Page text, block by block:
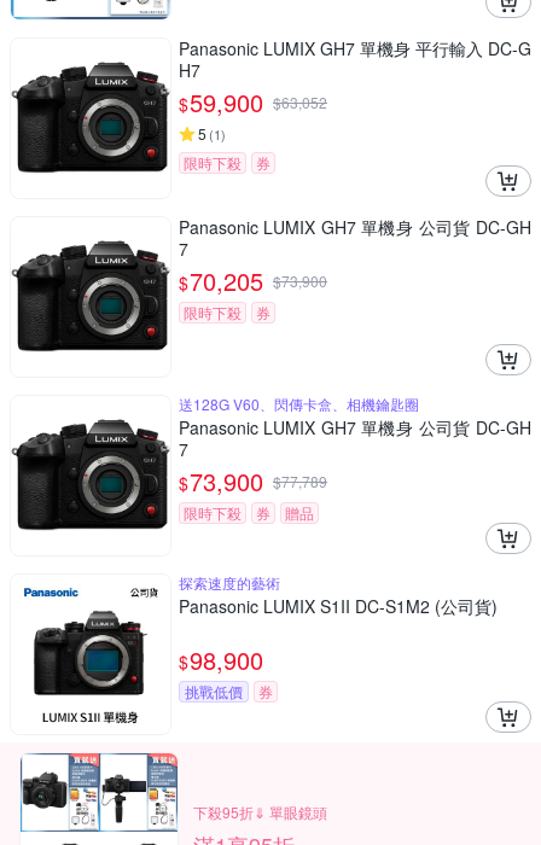
Panasonic LUMIX GH7 單機身 平行輸入 DC-G
H7
$59,900 $63,052
5 (1)
限時下殺 券
Panasonic LUMIX GH7 單機身 公司貨 DC-GH
7
$70,205 $73,900
限時下殺
券
送128G V60、閃傳卡盒、相機鑰匙圈
Panasonic LUMIX GH7 單機身 公司貨 DC-GH
7
$73,900 $77,789
限時下殺
券 贈品
探索速度的藝術
Panasonic LUMIX S1II DC-S1M2 (公司貨)
$98,900
挑戰低價 券
下殺95折⇓ 單眼鏡頭